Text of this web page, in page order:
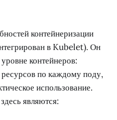
контейнеризации
в Kubelet). Он
контейнеров:
по каждому поду,
использование.
являются: